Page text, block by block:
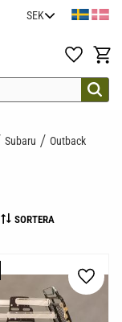
Favoriter
Subaru
Outback
SORTERA
Lägg